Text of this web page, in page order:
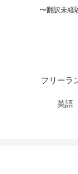
〜翻訳未経
フリーラ
英語